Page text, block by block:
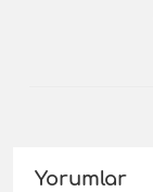
Yorumlar